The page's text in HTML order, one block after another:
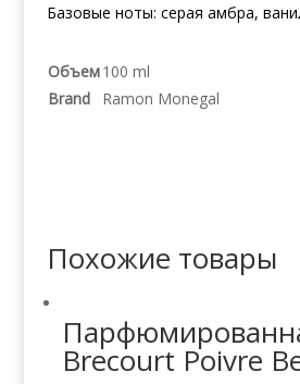
Базовые ноты: серая амбра,
Объем100 ml
Brand
Ramon Monegal
Похожие товары
Brecourt Poivre